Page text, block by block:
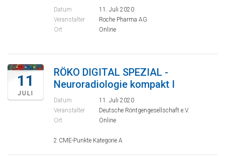
Datum
11. Juli 2020
Veranstalter
Roche Pharma AG
Ort
Online
11
JULI
RÖKO DIGITAL SPEZIAL -
Neuroradiologie kompakt I
Datum
11. Juli 2020
Veranstalter
Deutsche Röntgengesellschaft e.V.
Ort
Online
2 CME-Punkte Kategorie A